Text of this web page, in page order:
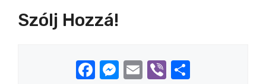
Szólj Hozzá!
FacebookMessenger
Email Viber